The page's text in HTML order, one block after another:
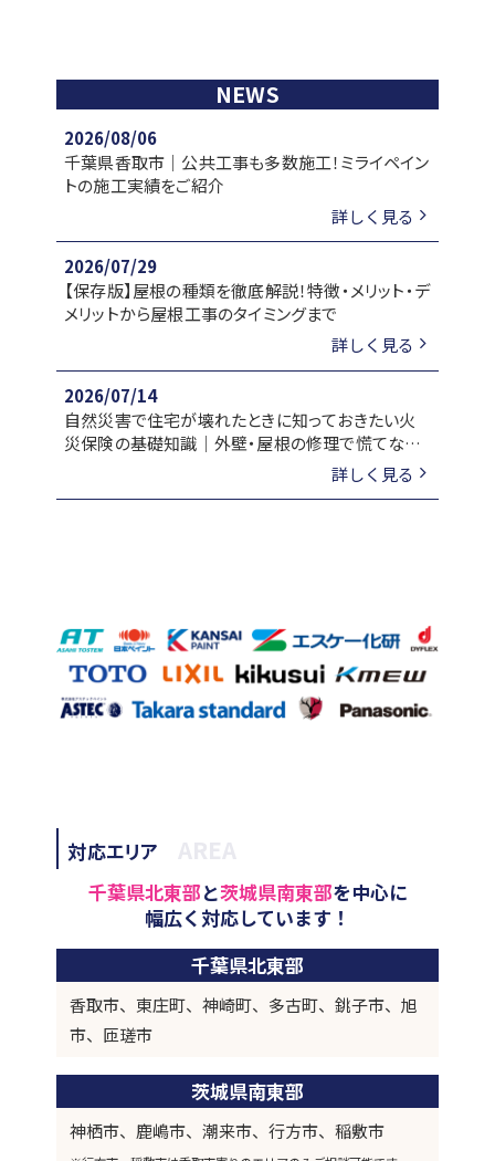
NEWS
2026/08/06
千葉県香取市｜公共工事も多数施工！ミライペイン
トの施工実績をご紹介
詳しく見る
2026/07/29
【保存版】屋根の種類を徹底解説！特徴・メリット・デ
メリットから屋根工事のタイミングまで
詳しく見る
2026/07/14
自然災害で住宅が壊れたときに知っておきたい火
災保険の基礎知識｜外壁・屋根の修理で慌てない
詳しく見る
対応エリア
千葉県北東部と茨城県南東部を中心に
幅広く対応しています！
千葉県北東部
香取市、東庄町、神崎町、多古町、銚子市、旭
市、匝瑳市
茨城県南東部
神栖市、鹿嶋市、潮来市、行方市、稲敷市